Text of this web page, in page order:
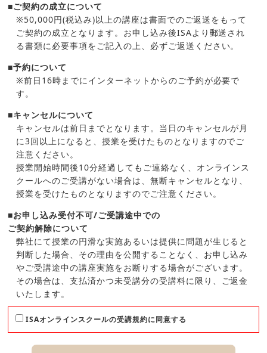
■ご契約の成立について
※50,000円(税込み)以上の講座は書面でのご返送をもって
ご契約の成立となります。お申し込み後ISAより郵送され
る書類に必要事項をご記入の上、必ずご返送ください。
■予約について
※前日16時までにインターネットからのご予約が必要で
す。
■キャンセルについて
キャンセルは前日までとなります。当日のキャンセルが月
に3回以上になると、授業を受けたものとなりますのでご
注意ください。
授業開始時間後10分経過してもご連絡なく、オンラインス
クールへのご受講がない場合は、無断キャンセルとなり、
授業を受けたものとなりますのでご注意ください。
■お申し込み受付不可/ご受講途中での
ご契約解除について
弊社にて授業の円滑な実施あるいは提供に問題が生じると
判断した場合、その理由を公開することなく、お申し込み
やご受講途中の講座実施をお断りする場合がございます。
その場合は、支払済かつ未受講分の受講料に限り、ご返金
いたします。
ISAオンラインスクールの受講規約に同意する